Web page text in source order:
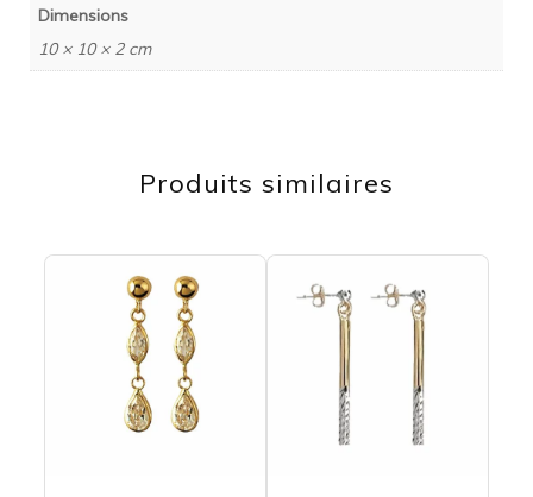
Dimensions
10 × 10 × 2 cm
Produits similaires